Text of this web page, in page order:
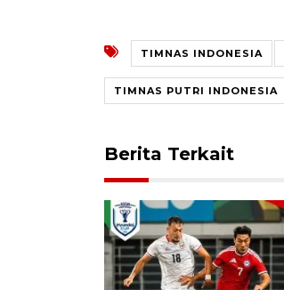
TIMNAS INDONESIA
TIMNAS PUTRI INDONESIA
Berita Terkait